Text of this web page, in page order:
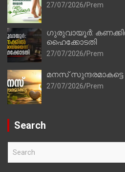
27/07/2026 Prem
ഗുരുവായൂർ:
ഹൈക്കോടതി
27/07/2026 Prem
മനസ് സുന്ദരമാകട്ടെ
27/07/2026 Prem
Search